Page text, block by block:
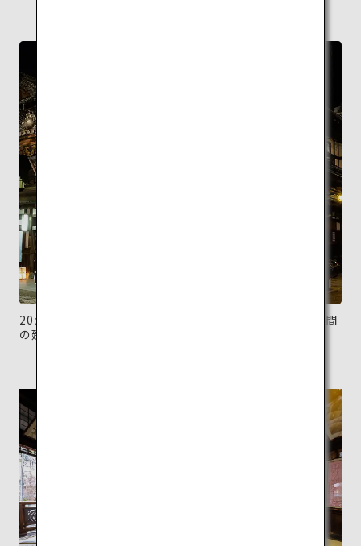
20か月をかけて1894年に建てられた道後温泉本館。夜間
の建物はまた異なる雰囲気に。